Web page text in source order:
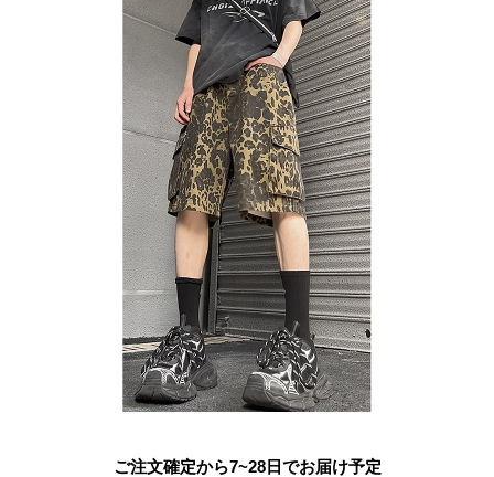
ご注文確定から7~28日でお届け予定